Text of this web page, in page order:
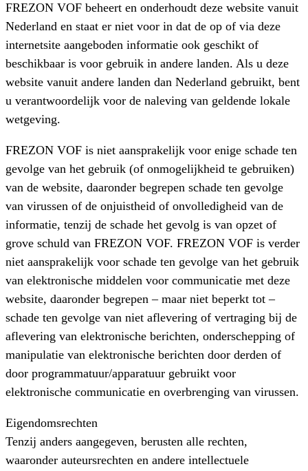
FREZON VOF beheert en onderhoudt deze website vanuit
Nederland en staat er niet voor in dat de op of via deze
internetsite aangeboden informatie ook geschikt of
beschikbaar is voor gebruik in andere landen. Als u deze
website vanuit andere landen dan Nederland gebruikt, bent
u verantwoordelijk voor de naleving van geldende lokale
wetgeving.
FREZON VOF is niet aansprakelijk voor enige schade ten
gevolge van het gebruik (of onmogelijkheid te gebruiken)
van de website, daaronder begrepen schade ten gevolge
van virussen of de onjuistheid of onvolledigheid van de
informatie, tenzij de schade het gevolg is van opzet of
grove schuld van FREZON VOF. FREZON VOF is verder
niet aansprakelijk voor schade ten gevolge van het gebruik
van elektronische middelen voor communicatie met deze
website, daaronder begrepen – maar niet beperkt tot –
schade ten gevolge van niet aflevering of vertraging bij de
aflevering van elektronische berichten, onderschepping of
manipulatie van elektronische berichten door derden of
door programmatuur/apparatuur gebruikt voor
elektronische communicatie en overbrenging van virussen.
Eigendomsrechten
Tenzij anders aangegeven, berusten alle rechten,
waaronder auteursrechten en andere intellectuele